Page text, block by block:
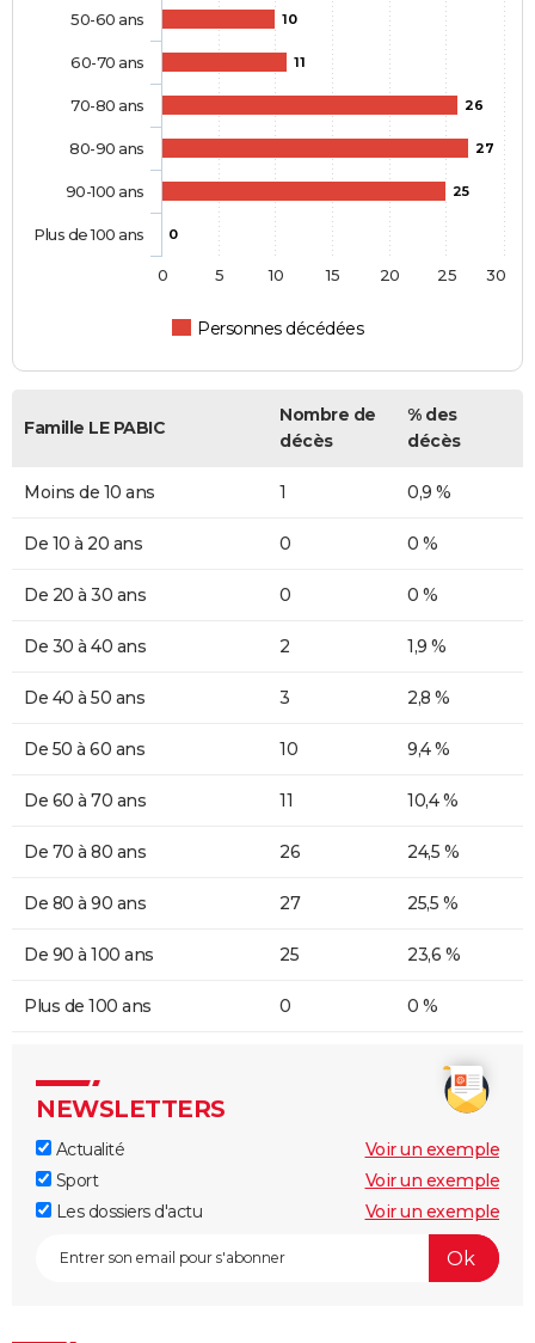
10
11
26
27
25
0
Personnes décédées
50-60 ans
60-70 ans
70-80 ans
80-90 ans
90-100 ans
Plus de 100 ans
0 5 10 15 20 25 30
Famille LE PABIC
Nombre de
décès
% des
décès
Moins de 10 ans 1 0,9 %
De 10 à 20 ans 0 0 %
De 20 à 30 ans 0 0 %
De 30 à 40 ans 2 1,9 %
De 40 à 50 ans 3 2,8 %
De 50 à 60 ans 10 9,4 %
De 60 à 70 ans 11 10,4 %
De 70 à 80 ans 26 24,5 %
De 80 à 90 ans 27 25,5 %
De 90 à 100 ans 25 23,6 %
Plus de 100 ans 0 0 %
NEWSLETTERS
Actualité
Voir un exemple
Sport
Voir un exemple
Les dossiers d'actu
Voir un exemple